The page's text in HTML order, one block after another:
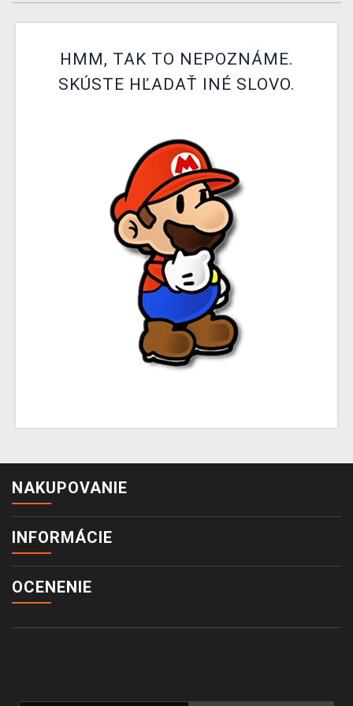
HMM, TAK TO NEPOZNÁME.
SKÚSTE HĽADAŤ INÉ SLOVO.
NAKUPOVANIE
INFORMÁCIE
OCENENIE